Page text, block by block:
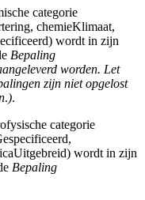
categorie
chemieKlimaat,
wordt in zijn
Bepaling
worden. Let
zijn niet opgelost
.).
categorie
wordt in zijn
Bepaling